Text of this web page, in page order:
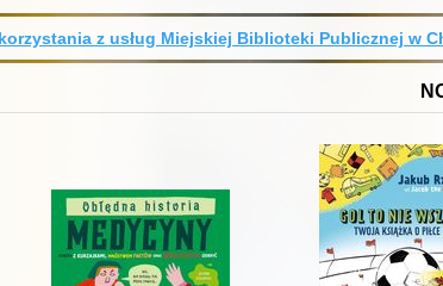
z usług Miejskiej Biblioteki Publicznej w